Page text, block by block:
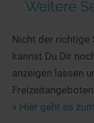
Weitere
Nicht der richtige
kannst Du Dir
anzeigen lassen
» Hier geht es